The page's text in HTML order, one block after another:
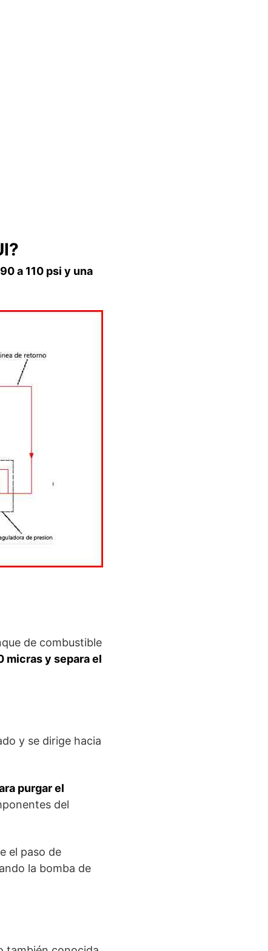
a 110 psi y una
de combustible
micras y separa el
y se dirige hacia
purgar el
del
el paso de
la bomba de